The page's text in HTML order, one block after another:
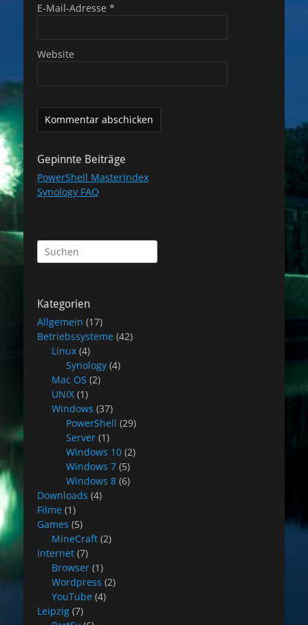
E-Mail-Adresse *
Website
Gepinnte Beiträge
PowerShell Masterindex
Synology FAQ
Suchen
nach:
Kategorien
Allgemein (17)
Betriebssysteme (42)
Linux (4)
Synology (4)
Mac OS (2)
UNIX (1)
Windows (37)
PowerShell (29)
Server (1)
Windows 10 (2)
Windows 7 (5)
Windows 8 (6)
Downloads (4)
Filme (1)
Games (5)
MineCraft (2)
Internet (7)
Browser (1)
Wordpress (2)
YouTube (4)
Leipzig (7)